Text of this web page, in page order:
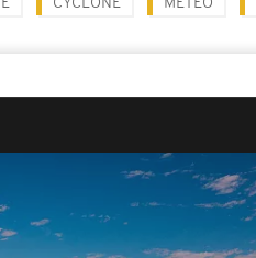
CYCLONE MÉTÉO